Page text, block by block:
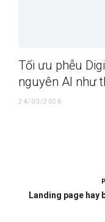
Tối ưu phễu
nguyên AI như
24/03/2026
Landing page hay